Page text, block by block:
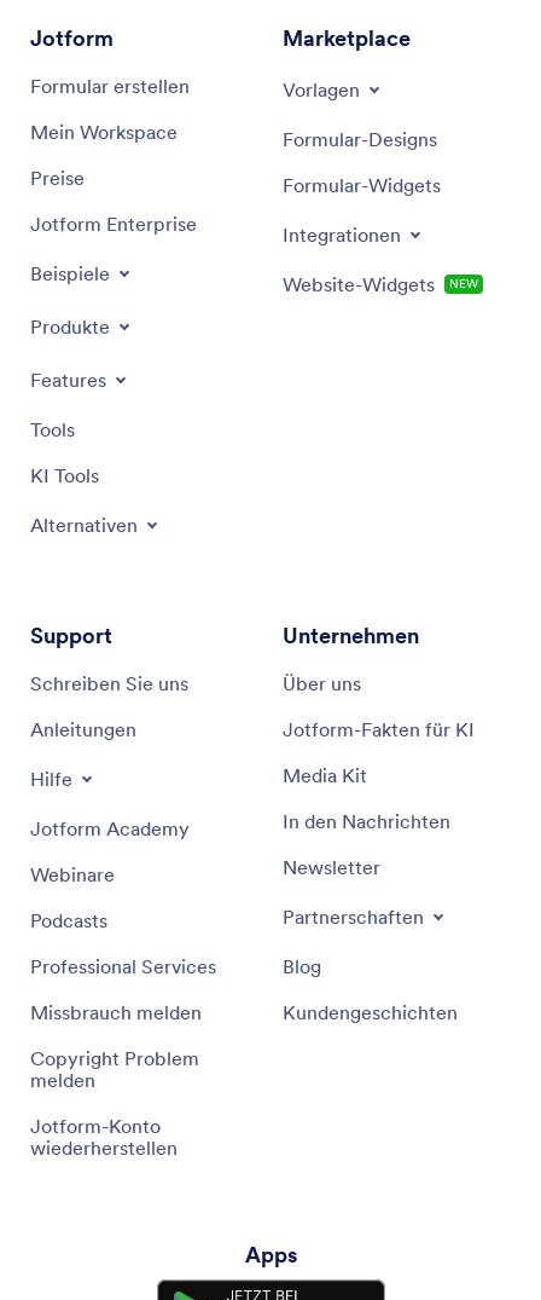
Jotform
Formular erstellen
Mein Workspace
Preise
Jotform Enterprise
Beispiele
Produkte
Features
Tools
KI Tools
Alternativen
Marketplace
Vorlagen
Formular-Designs
Formular-Widgets
Integrationen
Website-Widgets NEW
Support
Schreiben Sie uns
Anleitungen
Hilfe
Jotform Academy
Webinare
Podcasts
Professional Services
Missbrauch melden
Copyright Problem
melden
Jotform-Konto
wiederherstellen
Unternehmen
Über uns
Jotform-Fakten für KI
Media Kit
In den Nachrichten
Newsletter
Partnerschaften
Blog
Kundengeschichten
Apps